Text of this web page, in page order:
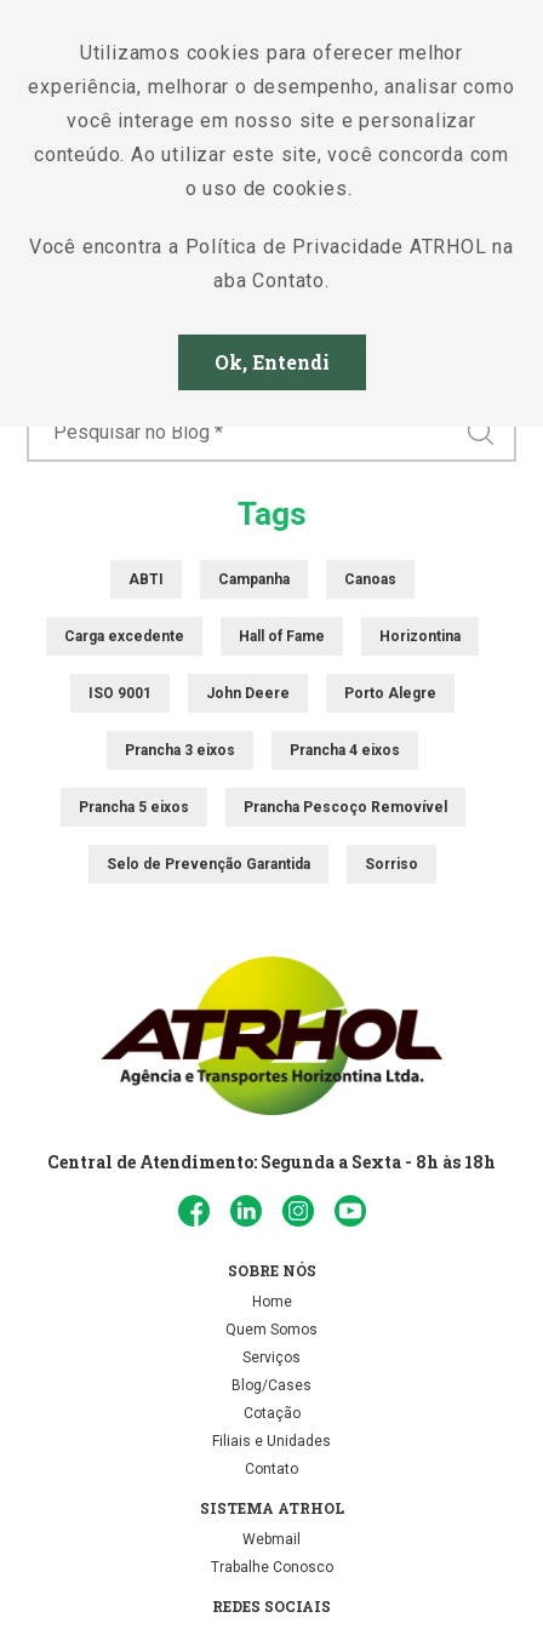
Utilizamos cookies para oferecer melhor
experiência, melhorar o desempenho, analisar como
você interage em nosso site e personalizar
conteúdo. Ao utilizar este site, você concorda com
o uso de cookies.
Você encontra a Política de Privacidade ATRHOL na
aba Contato.
Ok, Entendi
Notícias
Tags
ABTI Campanha Canoas
Carga excedente Hall of Fame Horizontina
ISO 9001 John Deere Porto Alegre
Prancha 3 eixos Prancha 4 eixos
Prancha 5 eixos Prancha Pescoço Removível
Selo de Prevenção Garantida Sorriso
Central de Atendimento: Segunda a Sexta - 8h às 18h
SOBRE NÓS
Home
Quem Somos
Serviços
Blog/Cases
Cotação
Filiais e Unidades
Contato
SISTEMA ATRHOL
Webmail
Trabalhe Conosco
REDES SOCIAIS